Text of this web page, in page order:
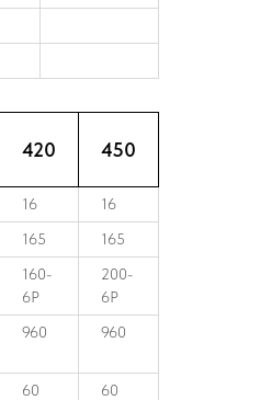
420 450
16
16
165
165
160-
6P
200-
6P
960 960
60 60